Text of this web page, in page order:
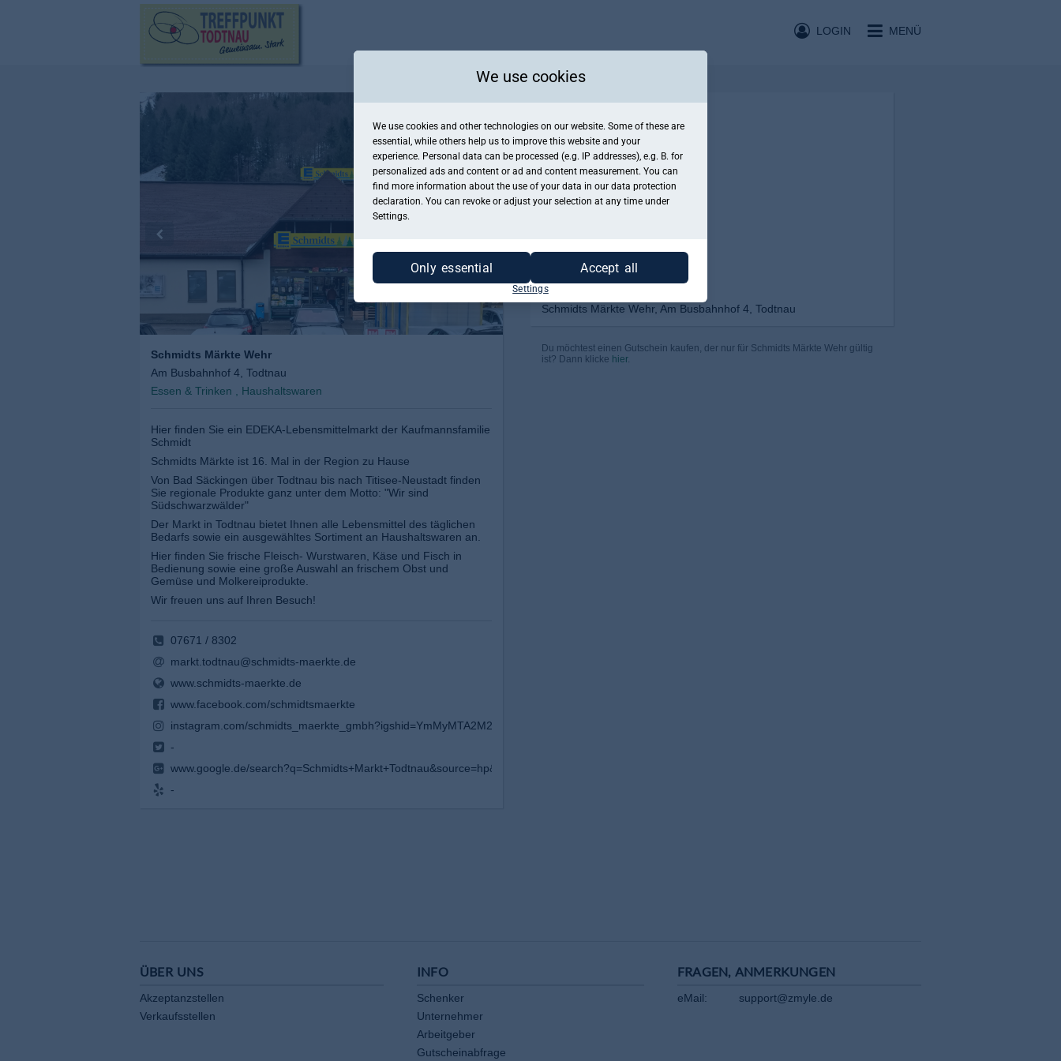
MENÜ
LOGIN
Schmidts Märkte Wehr
Am Busbahnhof 4, Todtnau
Essen & Trinken , Haushaltswaren
Hier finden Sie ein EDEKA-Lebensmittelmarkt der Kaufmannsfamilie
Schmidt
Schmidts Märkte ist 16. Mal in der Region zu Hause
Von Bad Säckingen über Todtnau bis nach Titisee-Neustadt finden
Sie regionale Produkte ganz unter dem Motto: "Wir sind
Südschwarzwälder"
Der Markt in Todtnau bietet Ihnen alle Lebensmittel des täglichen
Bedarfs sowie ein ausgewähltes Sortiment an Haushaltswaren an.
Hier finden Sie frische Fleisch- Wurstwaren, Käse und Fisch in
Bedienung sowie eine große Auswahl an frischem Obst und
Gemüse und Molkereiprodukte.
Wir freuen uns auf Ihren Besuch!
07671 / 8302
markt.todtnau@schmidts-maerkte.de
www.schmidts-maerkte.de
www.facebook.com/schmidtsmaerkte
instagram.com/schmidts_maerkte_gmbh?igshid=YmMyMTA2M2Y
-
www.google.de/
-
Schmidts Märkte Wehr, Am Busbahnhof 4, Todtnau
Du möchtest einen Gutschein kaufen, der nur für Schmidts Märkte Wehr gültig
ist? Dann klicke hier.
ÜBER UNS
Akzeptanzstellen
Verkaufsstellen
INFO
Schenker
Unternehmer
Arbeitgeber
Gutscheinabfrage
FRAGEN, ANMERKUNGEN
eMail: support@zmyle.de
We use cookies
We use cookies and other technologies on our website. Some of these are
essential, while others help us to improve this website and your
experience. Personal data can be processed (e.g. IP addresses), e.g. B. for
personalized ads and content or ad and content measurement. You can
find more information about the use of your data in our data protection
declaration. You can revoke or adjust your selection at any time under
Settings.
Only essential Accept all
Settings